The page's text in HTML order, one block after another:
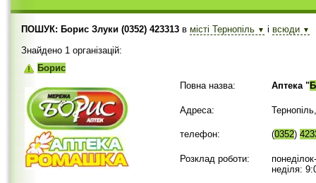
ПОШУК: Борис Злуки (0352) 423313 в місті Тернопіль ▼ і всюди ▼
Знайдено 1 організацій:
Борис
Повна назва:
Аптека "
Адреса:
телефон: (0352)
Розклад роботи:
неділя: